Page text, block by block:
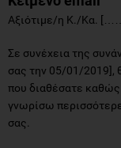
Αξιότιμε/η Κ./Κα.
Σε συνέχεια της
σας την 05/01/2019],
που διαθέσατε καθώς
γνωρίσω
σας.